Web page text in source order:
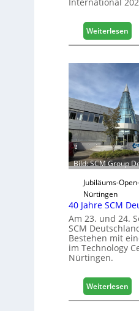
e
s
c
h
f
s
j
a
h
r
International
Weiterlesen:
V
r
r
e
t
e
r
f
ü
r
D
c
+
H
o
2
0
Bild: SCM Group
Jubiläums-
Nürtingen
40 Jahre SCM
Am 23. und 24.
SCM
Bestehen mit
im Technology
Nürtingen.
Weiterlesen:
4